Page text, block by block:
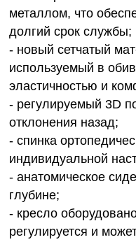
металлом, что
долгий срок службы;
- новый сетчатый
используемый в
эластичностью и
- регулируемый 3D
отклонения назад;
- спинка
индивидуальной
- анатомическое
глубине;
- кресло
регулируется и